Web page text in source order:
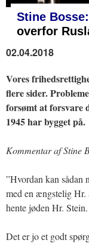
Stine Bosse:
overfor
02.04.2018
Vores
flere sider.
forsømt at forsvare
1945 har bygget på.
Kommentar af Stine
”Hvordan kan sådan
med en ængstelig Hr.
hente jøden Hr.
Det er jo et godt